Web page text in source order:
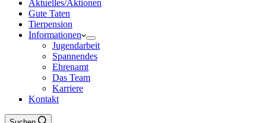
Aktuelles/Aktionen
Gute Taten
Tierpension
Informationen
Jugendarbeit
Spannendes
Ehrenamt
Das Team
Karriere
Kontakt